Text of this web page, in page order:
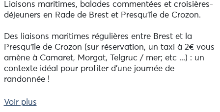
Liaisons maritimes, balades commentées et croisières-
déjeuners en Rade de Brest et Presqu'île de Crozon.
Des liaisons maritimes régulières entre Brest et la
Presqu'île de Crozon (sur réservation, un taxi à 2€ vous
amène à Camaret, Morgat, Telgruc / mer; etc ...) : un
contexte idéal pour profiter d'une journée de
randonnée !
Voir plus